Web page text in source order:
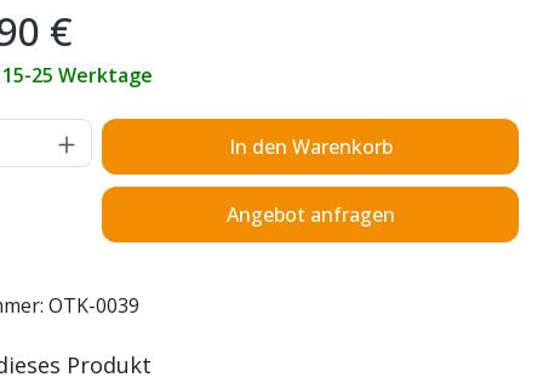
€
25 Werktage
Gib den gewünschten Wert
In den Warenkorb
Angebot anfragen
OTK-0039
Produkt